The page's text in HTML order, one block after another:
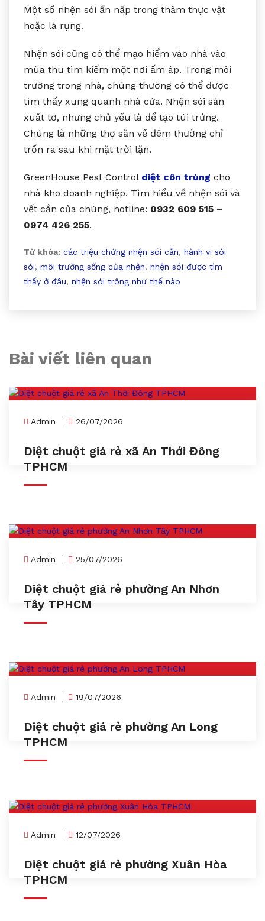
Một số nhện sói ẩn nấp trong thảm thực vật
hoặc lá rụng.
Nhện sói cũng có thể mạo hiểm vào nhà vào
mùa thu tìm kiếm một nơi ấm áp. Trong môi
trường trong nhà, chúng thường có thể được
tìm thấy xung quanh nhà cửa. Nhện sói sản
xuất tơ, nhưng chủ yếu là để tạo túi trứng.
Chúng là những thợ săn về đêm thường chỉ
trốn ra sau khi mặt trời lặn.
GreenHouse Pest Control diệt côn trùng cho
nhà kho doanh nghiệp. Tìm hiểu về nhện sói và
vết cắn của chúng, hotline: 0932 609 515 –
0974 426 255.
Từ khóa: các triệu chứng nhện sói cắn, hành vi sói
sói, môi trường sống của nhện, nhện sói được tìm
thấy ở đâu, nhện sói trông như thế nào
Bài viết liên quan
Admin 26/07/2026
Diệt chuột giá rẻ xã An Thới Đông
TPHCM
Admin 25/07/2026
Diệt chuột giá rẻ phường An Nhơn
Tây TPHCM
Admin 19/07/2026
Diệt chuột giá rẻ phường An Long
TPHCM
Admin 12/07/2026
Diệt chuột giá rẻ phường Xuân Hòa
TPHCM